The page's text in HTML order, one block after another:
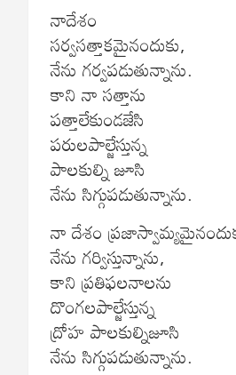
నాదేశం
సర్వసత్తాకమైనందుకు,
నేను గర్వపడుతున్నాను.
కాని నా సత్తాను
పత్తాలేకుండజేసి
పరులపాల్జేస్తున్న
పాలకుల్ని జూసి
నేను సిగ్గుపడుతున్నాను.
నా దేశం
నేను గర్విస్తున్నాను,
కాని ప్రతిఫలనాలను
దొంగలపాల్జేస్తున్న
ద్రోహ పాలకుల్నిజూసి
నేను సిగ్గుపడుతున్నాను.